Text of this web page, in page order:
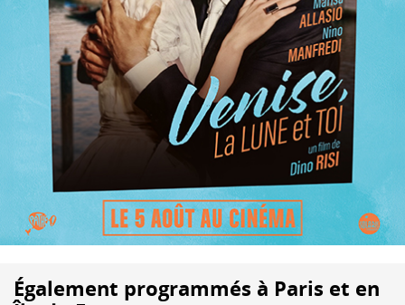
Également programmés à Paris et en